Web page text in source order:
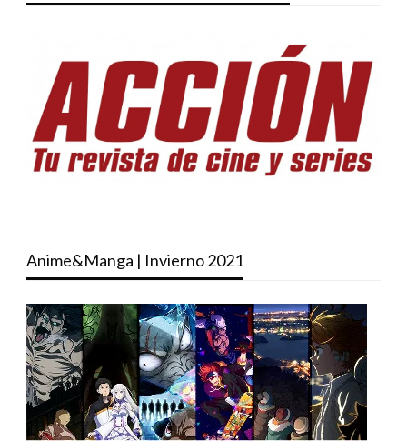
Anime&Manga | Invierno 2021